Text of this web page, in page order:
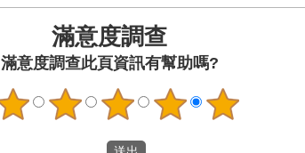
滿意度調查此頁資訊有幫助嗎?